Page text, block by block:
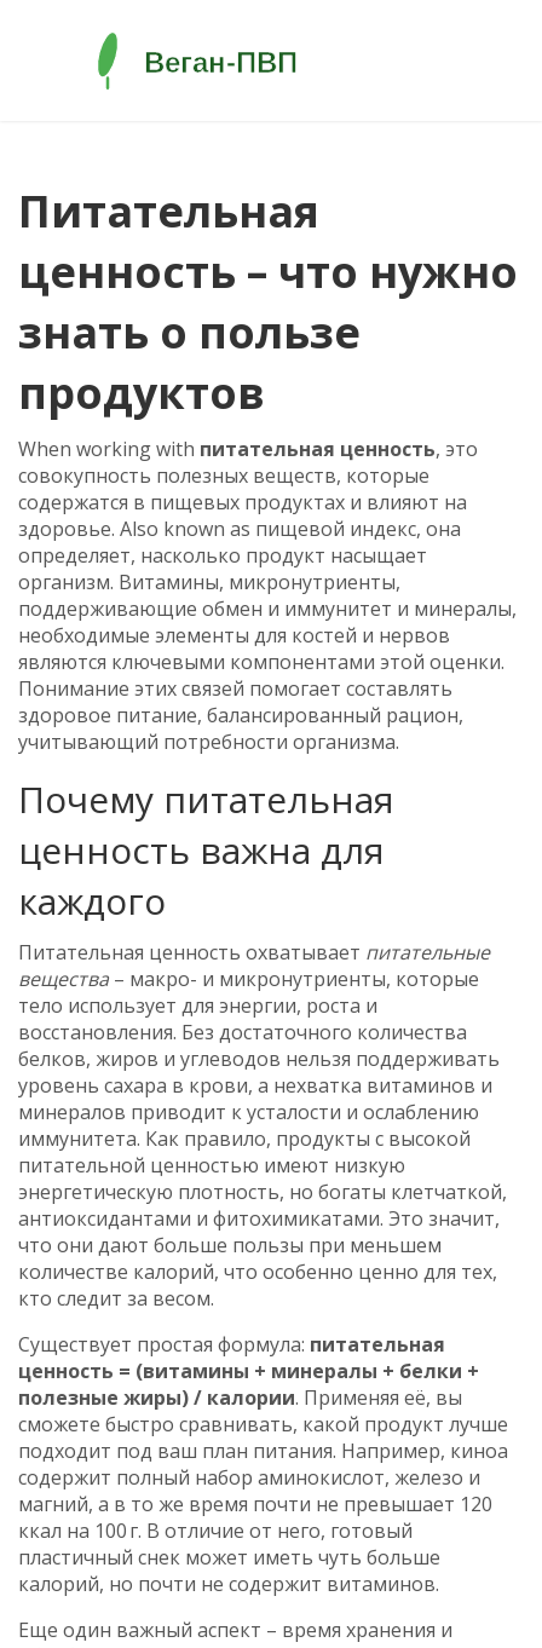
Питательная
ценность – что нужно
знать о пользе
продуктов
When working with питательная ценность, это
совокупность полезных веществ, которые
содержатся в пищевых продуктах и влияют на
здоровье. Also known as пищевой индекс, она
определяет, насколько продукт насыщает
организм. Витамины, микронутриенты,
поддерживающие обмен и иммунитет и минералы,
необходимые элементы для костей и нервов
являются ключевыми компонентами этой оценки.
Понимание этих связей помогает составлять
здоровое питание, балансированный рацион,
учитывающий потребности организма.
Почему питательная
ценность важна для
каждого
Питательная ценность охватывает питательные
вещества – макро- и микронутриенты, которые
тело использует для энергии, роста и
восстановления. Без достаточного количества
белков, жиров и углеводов нельзя поддерживать
уровень сахара в крови, а нехватка витаминов и
минералов приводит к усталости и ослаблению
иммунитета. Как правило, продукты с высокой
питательной ценностью имеют низкую
энергетическую плотность, но богаты клетчаткой,
антиоксидантами и фитохимикатами. Это значит,
что они дают больше пользы при меньшем
количестве калорий, что особенно ценно для тех,
кто следит за весом.
Существует простая формула: питательная
ценность = (витамины + минералы + белки +
полезные жиры) / калории. Применяя её, вы
сможете быстро сравнивать, какой продукт лучше
подходит под ваш план питания. Например, киноа
содержит полный набор аминокислот, железо и
магний, а в то же время почти не превышает 120
ккал на 100 г. В отличие от него, готовый
пластичный снек может иметь чуть больше
калорий, но почти не содержит витаминов.
Еще один важный аспект – время хранения и